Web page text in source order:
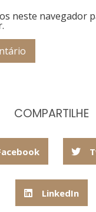
neste navegador
COMPARTILHE
LinkedIn